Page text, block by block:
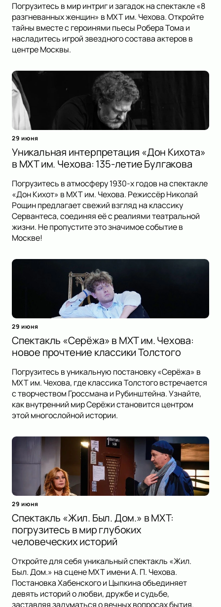
Погрузитесь в мир интриг и загадок на спектакле «8
разгневанных женщин» в МХТ им. Чехова. Откройте
тайны вместе с героинями пьесы Робера Тома и
насладитесь игрой звездного состава актеров в
центре Москвы.
29 июня
Уникальная интерпретация «Дон Кихота»
в МХТ им. Чехова: 135-летие Булгакова
Погрузитесь в атмосферу 1930-х годов на спектакле
«Дон Кихот» в МХТ им. Чехова. Режиссёр Николай
Рощин предлагает свежий взгляд на классику
Сервантеса, соединяя её с реалиями театральной
жизни. Не пропустите это значимое событие в
Москве!
29 июня
Спектакль «Серёжа» в МХТ им. Чехова:
новое прочтение классики Толстого
Погрузитесь в уникальную постановку «Серёжа» в
МХТ им. Чехова, где классика Толстого встречается
с творчеством Гроссмана и Рубинштейна. Узнайте,
как внутренний мир Серёжи становится центром
этой многослойной истории.
29 июня
Спектакль «Жил. Был. Дом.» в МХТ:
погрузитесь в мир глубоких
человеческих историй
Откройте для себя уникальный спектакль «Жил.
Был. Дом.» на сцене МХТ имени А. П. Чехова.
Постановка Хабенского и Цыпкина объединяет
девять историй о любви, дружбе и судьбе,
заставляя задуматься о вечных вопросах бытия.